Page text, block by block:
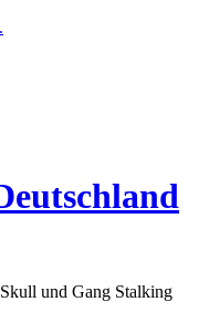
und Gang Stalking